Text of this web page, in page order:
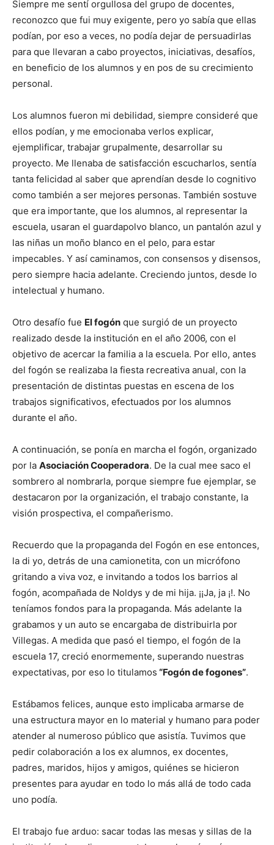
Siempre me sentí orgullosa del grupo de docentes,
reconozco que fui muy exigente, pero yo sabía que ellas
podían, por eso a veces, no podía dejar de persuadirlas
para que llevaran a cabo proyectos, iniciativas, desafíos,
en beneficio de los alumnos y en pos de su crecimiento
personal.
Los alumnos fueron mi debilidad, siempre consideré que
ellos podían, y me emocionaba verlos explicar,
ejemplificar, trabajar grupalmente, desarrollar su
proyecto. Me llenaba de satisfacción escucharlos, sentía
tanta felicidad al saber que aprendían desde lo cognitivo
como también a ser mejores personas. También sostuve
que era importante, que los alumnos, al representar la
escuela, usaran el guardapolvo blanco, un pantalón azul y
las niñas un moño blanco en el pelo, para estar
impecables. Y así caminamos, con consensos y disensos,
pero siempre hacia adelante. Creciendo juntos, desde lo
intelectual y humano.
Otro desafío fue El fogón que surgió de un proyecto
realizado desde la institución en el año 2006, con el
objetivo de acercar la familia a la escuela. Por ello, antes
del fogón se realizaba la fiesta recreativa anual, con la
presentación de distintas puestas en escena de los
trabajos significativos, efectuados por los alumnos
durante el año.
A continuación, se ponía en marcha el fogón, organizado
por la Asociación Cooperadora. De la cual mee saco el
sombrero al nombrarla, porque siempre fue ejemplar, se
destacaron por la organización, el trabajo constante, la
visión prospectiva, el compañerismo.
Recuerdo que la propaganda del Fogón en ese entonces,
la di yo, detrás de una camionetita, con un micrófono
gritando a viva voz, e invitando a todos los barrios al
fogón, acompañada de Noldys y de mi hija. ¡¡Ja, ja ¡!. No
teníamos fondos para la propaganda. Más adelante la
grabamos y un auto se encargaba de distribuirla por
Villegas. A medida que pasó el tiempo, el fogón de la
escuela 17, creció enormemente, superando nuestras
expectativas, por eso lo titulamos “Fogón de fogones”.
Estábamos felices, aunque esto implicaba armarse de
una estructura mayor en lo material y humano para poder
atender al numeroso público que asistía. Tuvimos que
pedir colaboración a los ex alumnos, ex docentes,
padres, maridos, hijos y amigos, quiénes se hicieron
presentes para ayudar en todo lo más allá de todo cada
uno podía.
El trabajo fue arduo: sacar todas las mesas y sillas de la